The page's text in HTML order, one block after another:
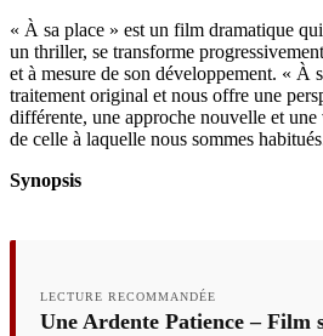
« À sa place » est un film dramatique
un thriller, se transforme
et à mesure de son développement. « À
traitement original et nous offre une
différente, une approche nouvelle et
de celle à laquelle nous sommes
Synopsis
LECTURE RECOMMANDÉE
Une Ardente Patience – Film